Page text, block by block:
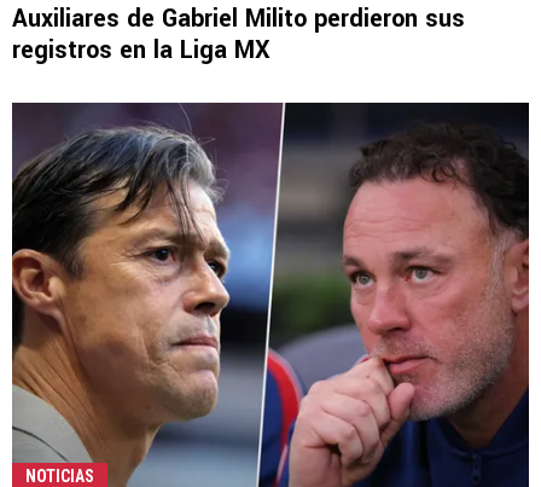
Auxiliares de Gabriel Milito perdieron sus
registros en la Liga MX
NOTICIAS